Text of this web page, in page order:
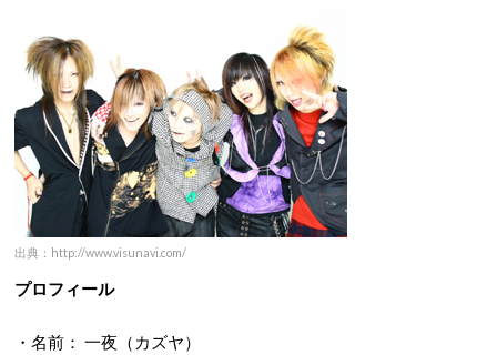
出典：http://www.visunavi.com/
プロフィール
・名前： 一夜（カズヤ）